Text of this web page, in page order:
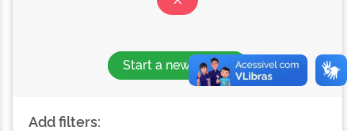
Start a new search
Add filters: